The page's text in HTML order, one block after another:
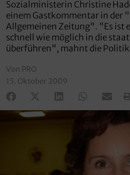
Sozialministerin Christine
einem Gastkommentar in der
Allgemeinen Zeitung". "Es ist
schnell wie möglich in die
überführen", mahnt die
Von PRO
15. Oktober 2009